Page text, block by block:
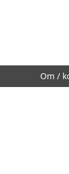
Om /